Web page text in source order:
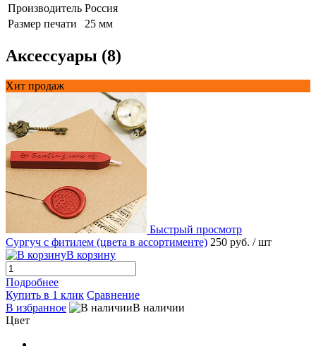
Производитель Россия
Размер печати
25 мм
Аксессуары (8)
Хит продаж
Быстрый просмотр
Сургуч с фитилем (цвета в ассортименте) 250 руб. / шт
В корзину
Подробнее
Купить в 1 клик Сравнение
В избранное
В наличии
Цвет